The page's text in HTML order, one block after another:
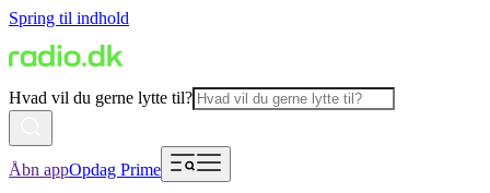
Spring til indhold
Hvad vil du gerne lytte til?
Åbn appOpdag Prime